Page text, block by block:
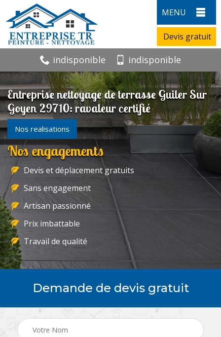
MENU
Devis gratuit
indisponible indisponible
Entreprise nettoyage de terrasse Guiler Sur
Goyen 29710: ravaleur certifié
Nos realisations
Nos engagements
Devis et déplacement gratuits
Sans engagement
Artisan passionné
Prix imbattable
Travail de qualité
Demande de devis gratuit